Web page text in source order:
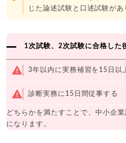
じた論述試験と口述試験があ
1次試験、2次試験に合格した
3年以内に実務補習を15日以
診断実務に15日間従事する
どちらかを満たすことで、中小企
になります。